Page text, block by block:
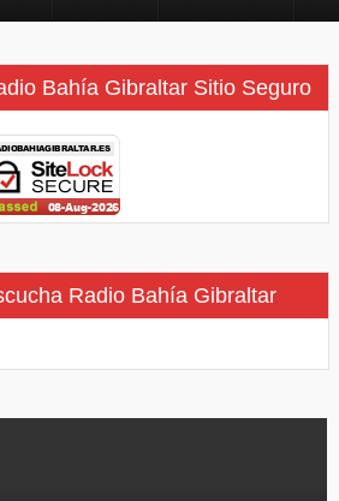
Bahía Gibraltar Sitio Seguro
Radio Bahía Gibraltar